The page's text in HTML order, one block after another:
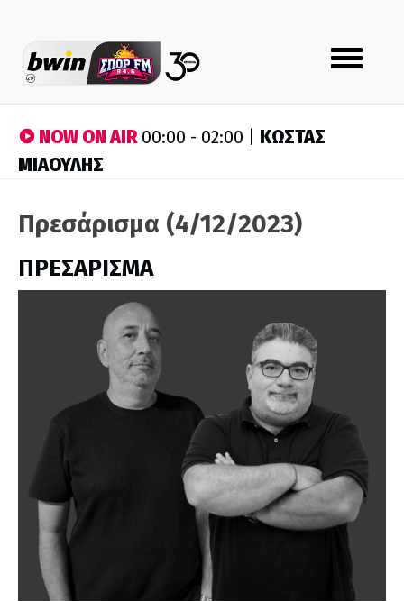
Toggle
navigation
NOW ON AIR00:00 - 02:00 | ΚΩΣΤΑΣ
ΜΙΑΟΥΛΗΣ
Πρεσάρισμα (4/12/2023)
ΠΡΕΣΑΡΙΣΜΑ